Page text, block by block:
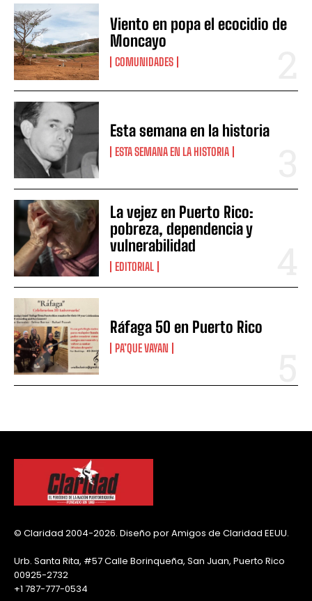
Viento en popa el ecocidio de
Moncayo
COMUNIDADES
Esta semana en la historia
ESTA SEMANA EN LA HISTORIA
La vejez en Puerto Rico:
pobreza, dependencia y
vulnerabilidad
EDITORIAL
Ráfaga 50 en Puerto Rico
PA’QUE VAYAN
© Claridad 2004-2026. Diseño por Amigos de Claridad EEUU.
Urb. Santa Rita, #57 Calle Borinqueña, San Juan, Puerto Rico
00925-2732
+1 787-777-0534